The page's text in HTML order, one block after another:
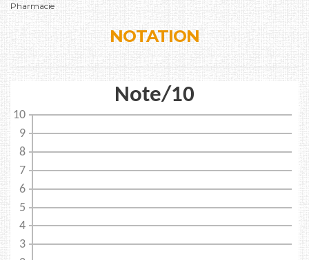
Pharmacie
NOTATION